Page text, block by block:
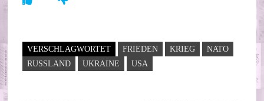
VERSCHLAGWORTET FRIEDEN KRIEG
NATO
RUSSLAND
UKRAINE USA